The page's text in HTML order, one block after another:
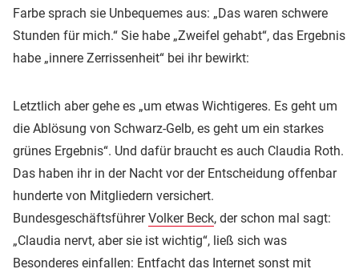
Farbe sprach sie Unbequemes aus: „Das waren schwere
Stunden für mich.“ Sie habe „Zweifel gehabt“, das Ergebnis
habe „innere Zerrissenheit“ bei ihr bewirkt:
Letztlich aber gehe es „um etwas Wichtigeres. Es geht um
die Ablösung von Schwarz-Gelb, es geht um ein starkes
grünes Ergebnis“. Und dafür braucht es auch Claudia Roth.
Das haben ihr in der Nacht vor der Entscheidung offenbar
hunderte von Mitgliedern versichert.
BundesgeschäftsführerVolker Beck, der schon mal sagt:
„Claudia nervt, aber sie ist wichtig“, ließ sich was
Besonderes einfallen: Entfacht das Internet sonst mit